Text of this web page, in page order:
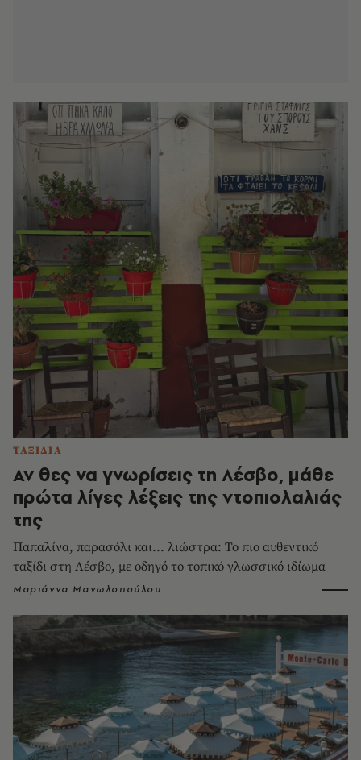
ΤΑΞΙΔΙΑ
Αν θες να γνωρίσεις τη Λέσβο, μάθε
πρώτα λίγες λέξεις της ντοπιολαλιάς
της
Παπαλίνα, παρασόλι και... λιώστρα: Το πιο αυθεντικό
ταξίδι στη Λέσβο, με οδηγό το τοπικό γλωσσικό ιδίωμα
Μαριάννα Μανωλοπούλου